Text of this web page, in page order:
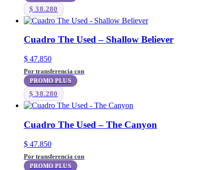
$ 38.280
Cuadro The Used – Shallow Believer
$ 47.850
Por transferencia con
PROMO PLUS
$ 38.280
Cuadro The Used – The Canyon
$ 47.850
Por transferencia con
PROMO PLUS